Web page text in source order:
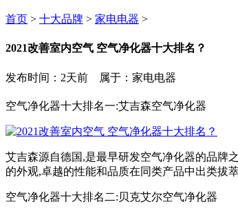
首页 > 十大品牌 > 家电电器 >
2021改善室内空气 空气净化器十大排名？
发布时间：2天前 属于：家电电器
空气净化器十大排名一:艾吉森空气净化器
艾吉森源自德国,是最早研发空气净化器的品牌
的外观,卓越的性能和品质在同类产品中出类拔
空气净化器十大排名二:贝克艾尔空气净化器